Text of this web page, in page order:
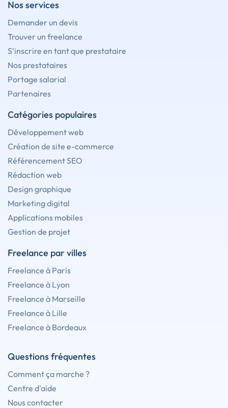
Nos services
Demander un devis
Trouver un freelance
S'inscrire en tant que prestataire
Nos prestataires
Portage salarial
Partenaires
Catégories populaires
Développement web
Création de site e-commerce
Référencement SEO
Rédaction web
Design graphique
Marketing digital
Applications mobiles
Gestion de projet
Freelance par villes
Freelance à Paris
Freelance à Lyon
Freelance à Marseille
Freelance à Lille
Freelance à Bordeaux
Questions fréquentes
Comment ça marche ?
Centre d'aide
Nous contacter